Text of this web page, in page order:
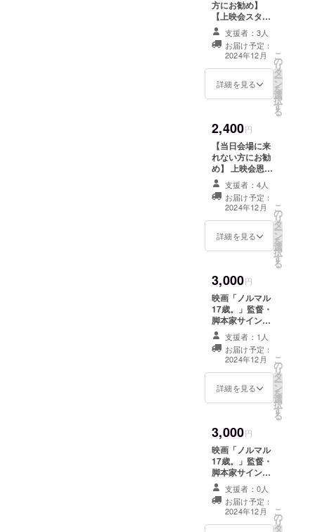
だいたメールア
ドレスにレポー
トをお送りしま
す。 ※撮影時の
決定稿シナリオ
製本版は、12月
前半に発行予定
です。定価1600
円、送料300
方にお勧め】
【上映会スタッ
フができる権
利】 スタッフの
お仕事は、会場
準備・受付・誘
導・上映サポー
ト・片付けを予
権 ・パンフレッ
ト代（800円相
当） ・映画上映
イベントの裏側
を知る体験 交通
費は自己負担で
お願いします。
上映会終了後に
レポートをお送
りします。 お送
り先は支援の際
にご入力いただ
レス」の欄にご
記入いただいた
メールアドレス
宛となります。
上映会は1回目は
12月15日、2回
目は1月13日に
開催予定です。
このチケット
で、1回目、2回
目いずれかに入
支援者：3人
お届け予定：
2024年12月
詳細を見る
こ
の
リ
タ
ー
ン
を
選
択
す
る
2,400円
【当日会場に来
れない方にお勧
め】 上映会恩送
りチケット2枚分
障害のある方や
介助者に無料で
鑑賞していただ
く費用にしま
す。 鑑賞いただ
をお送りしま
す。 万一、感想
が集まらない場
合は主催者より
お礼メールをお
送りします。 上
映会終了後にレ
ポートをお送り
します。 お送り
先は支援の際に
ご入力いただく
「メールアドレ
入いただいた
メールアドレス
宛となります。
支援者：4人
お届け予定：
2024年12月
詳細を見る
こ
の
リ
タ
ー
ン
を
選
択
す
る
3,000円
映画「ノルマル
17歳。」監督・
脚本家サイン入
りパンフレット
・A4版20ページ
・オールカラー
・送料・消費税
込み お送り先は
支援の際にご入
なります。 上映
会終了後にご記
入いただいた
メールアドレス
にレポートをお
送りします。
支援者：1人
お届け予定：
2024年12月
詳細を見る
こ
の
リ
タ
ー
ン
を
選
択
す
る
3,000円
映画「ノルマル
17歳。」監督・
脚本家サイン入
りポスター ・全
国版 ・B2サイズ
（728x515mm
） ・送料・消費
税込み お送り先
支援者：0人
お届け予定：
2024年12月
こ
の
リ
タ